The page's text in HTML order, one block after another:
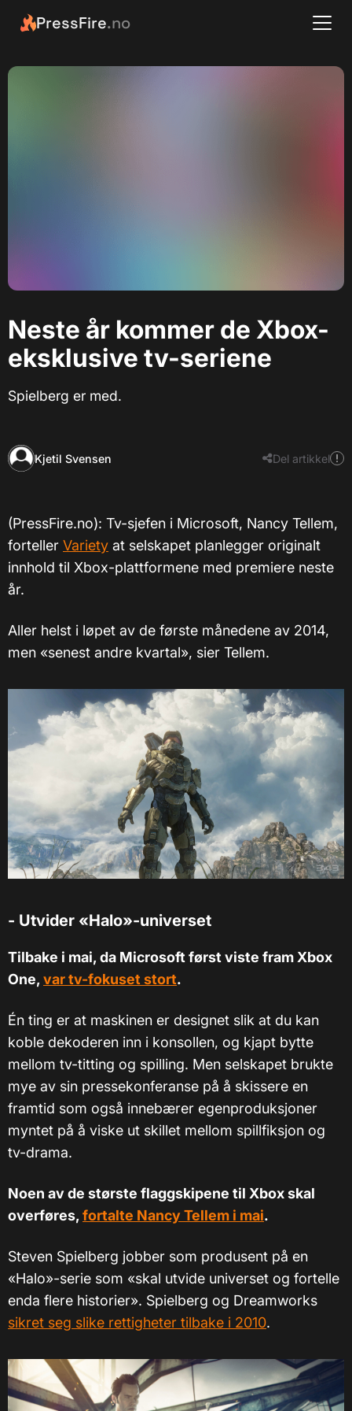
PressFire.no
Neste år kommer de Xbox-
eksklusive tv-seriene
Spielberg er med.
Kjetil Svensen Del artikkel
(PressFire.no): Tv-sjefen i Microsoft, Nancy Tellem,
forteller Variety at selskapet planlegger originalt
innhold til Xbox-plattformene med premiere neste
år.
Aller helst i løpet av de første månedene av 2014,
men «senest andre kvartal», sier Tellem.
- Utvider «Halo»-universet
Tilbake i mai, da Microsoft først viste fram Xbox
One, var tv-fokuset stort.
Én ting er at maskinen er designet slik at du kan
koble dekoderen inn i konsollen, og kjapt bytte
mellom tv-titting og spilling. Men selskapet brukte
mye av sin pressekonferanse på å skissere en
framtid som også innebærer egenproduksjoner
myntet på å viske ut skillet mellom spillfiksjon og
tv-drama.
Noen av de største flaggskipene til Xbox skal
overføres, fortalte Nancy Tellem i mai.
Steven Spielberg jobber som produsent på en
«Halo»-serie som «skal utvide universet og fortelle
enda flere historier». Spielberg og Dreamworks
sikret seg slike rettigheter tilbake i 2010.